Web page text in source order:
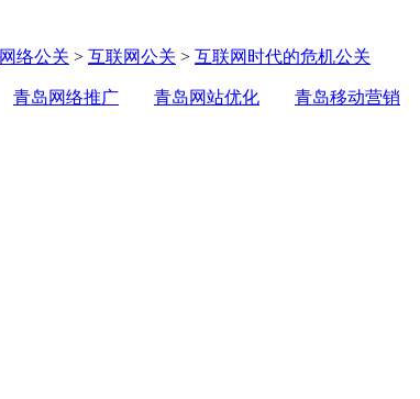
网络公关 > 互联网公关 > 互联网时代的危机公关
青岛网络推广 青岛网站优化 青岛移动营销